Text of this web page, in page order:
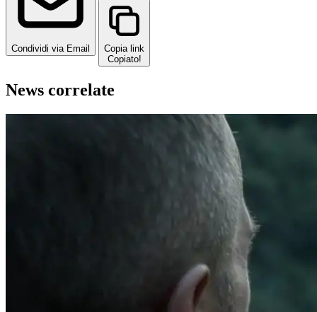
Condividi via Email
Copia link
Copiato!
News correlate